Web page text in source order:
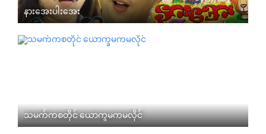
နားအေးပါးအေး
သမက်ကစတိုင် ယောက္ခမကမလိုင်